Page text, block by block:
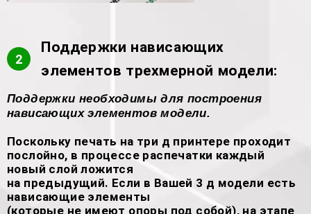
2
Поддержки нависающих
элементов трехмерной модели:
Поддержки необходимы для построения
нависающих элементов модели.
Поскольку печать на три д принтере проходит
послойно, в процессе распечатки каждый
новый слой ложится
на предыдущий. Если в Вашей 3 д модели есть
нависающие элементы
(которые не имеют опоры под собой), на этапе